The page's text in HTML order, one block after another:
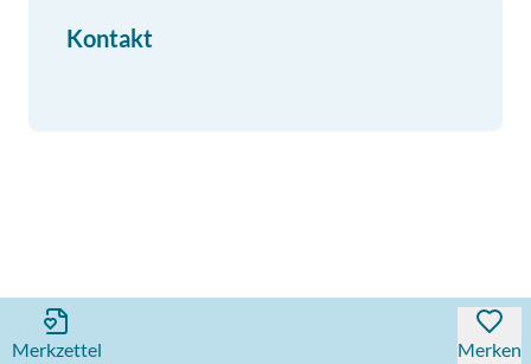
Kontakt
Merkzettel Merken